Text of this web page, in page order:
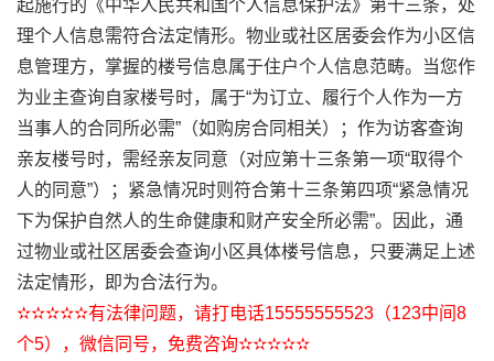
起施行的《中华人民共和国个人信息保护法》第十三条，处
理个人信息需符合法定情形。物业或社区居委会作为小区信
息管理方，掌握的楼号信息属于住户个人信息范畴。当您作
为业主查询自家楼号时，属于“为订立、履行个人作为一方
当事人的合同所必需”（如购房合同相关）；作为访客查询
亲友楼号时，需经亲友同意（对应第十三条第一项“取得个
人的同意”）；紧急情况时则符合第十三条第四项“紧急情况
下为保护自然人的生命健康和财产安全所必需”。因此，通
过物业或社区居委会查询小区具体楼号信息，只要满足上述
法定情形，即为合法行为。
✫✫✫✫✫有法律问题，请打电话15555555523（123中间8
个5），微信同号，免费咨询✫✫✫✫✫